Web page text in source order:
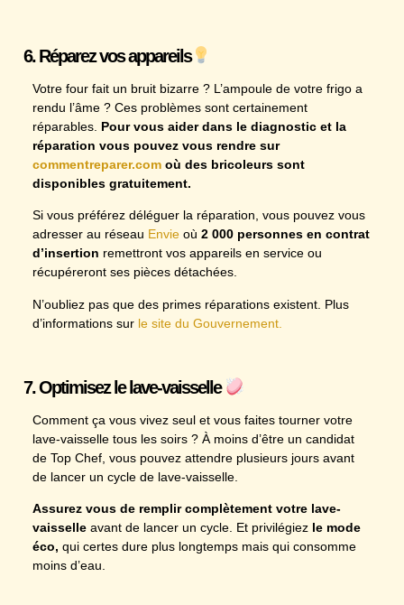
6. Réparez vos appareils
Votre four fait un bruit bizarre ? L’ampoule de votre frigo a
rendu l’âme ? Ces problèmes sont certainement
réparables. Pour vous aider dans le diagnostic et la
réparation vous pouvez vous rendre sur
commentreparer.com où des bricoleurs sont
disponibles gratuitement.
Si vous préférez déléguer la réparation, vous pouvez vous
adresser au réseau Envie où 2 000 personnes en contrat
d’insertion remettront vos appareils en service ou
récupéreront ses pièces détachées.
N’oubliez pas que des primes réparations existent. Plus
d’informations sur le site du Gouvernement.
7. Optimisez le lave-vaisselle
Comment ça vous vivez seul et vous faites tourner votre
lave-vaisselle tous les soirs ? À moins d’être un candidat
de Top Chef, vous pouvez attendre plusieurs jours avant
de lancer un cycle de lave-vaisselle.
Assurez vous de remplir complètement votre lave-
vaisselle avant de lancer un cycle. Et privilégiez le mode
éco, qui certes dure plus longtemps mais qui consomme
moins d’eau.